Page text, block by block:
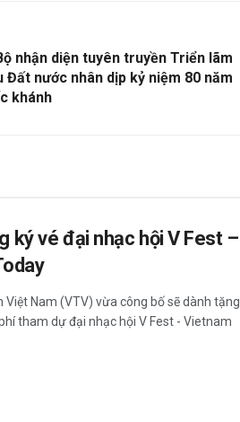
nhận diện tuyên truyền Triển lãm
Đất nước nhân dịp kỷ niệm 80 năm
khánh
ký vé đại nhạc hội V Fest –
Việt Nam (VTV) vừa công bố sẽ dành tặng
tham dự đại nhạc hội V Fest - Vietnam